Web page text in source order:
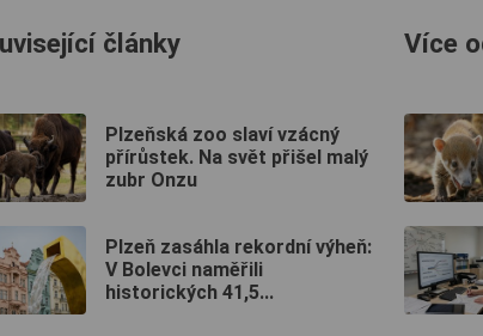
články
Plzeňská zoo slaví vzácný
přírůstek. Na svět přišel malý
zubr Onzu
Plzeň zasáhla rekordní výheň:
V Bolevci naměřili
historických 41,5...
Více